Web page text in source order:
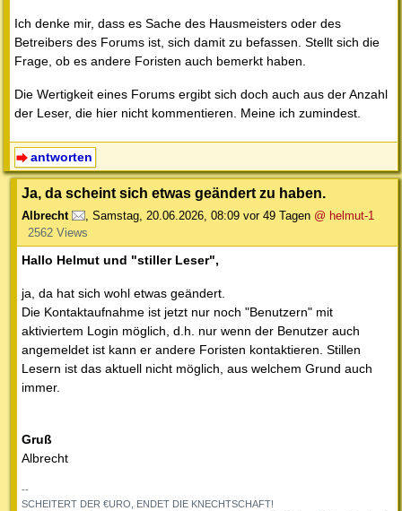
Ich denke mir, dass es Sache des Hausmeisters oder des
Betreibers des Forums ist, sich damit zu befassen. Stellt sich die
Frage, ob es andere Foristen auch bemerkt haben.
Die Wertigkeit eines Forums ergibt sich doch auch aus der Anzahl
der Leser, die hier nicht kommentieren. Meine ich zumindest.
antworten
Ja, da scheint sich etwas geändert zu haben.
Albrecht , Samstag, 20.06.2026, 08:09 vor 49 Tagen @ helmut-1
2562 Views
Hallo Helmut und "stiller Leser",
ja, da hat sich wohl etwas geändert.
Die Kontaktaufnahme ist jetzt nur noch "Benutzern" mit
aktiviertem Login möglich, d.h. nur wenn der Benutzer auch
angemeldet ist kann er andere Foristen kontaktieren. Stillen
Lesern ist das aktuell nicht möglich, aus welchem Grund auch
immer.
Gruß
Albrecht
--
SCHEITERT DER €URO, ENDET DIE KNECHTSCHAFT!